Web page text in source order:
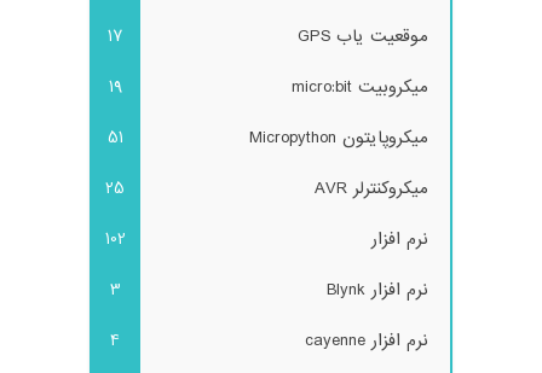
موقعیت یاب GPS
17
میکروبیت micro:bit
19
میکروپایتون Micropython
51
میکروکنترلر AVR
25
نرم افزار
102
نرم افزار Blynk
3
نرم افزار cayenne
4